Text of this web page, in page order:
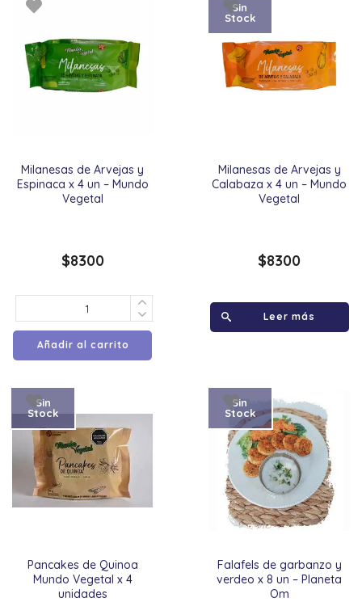
Milanesas de Arvejas y
Espinaca x 4 un – Mundo
Vegetal
$8300
Añadir al carrito
Milanesas de Arvejas y
Calabaza x 4 un – Mundo
Vegetal
Sin
Stock
$8300
Leer más
Pancakes de Quinoa
Mundo Vegetal x 4
unidades
Sin
Stock
Falafels de garbanzo y
verdeo x 8 un – Planeta
Om
Sin
Stock